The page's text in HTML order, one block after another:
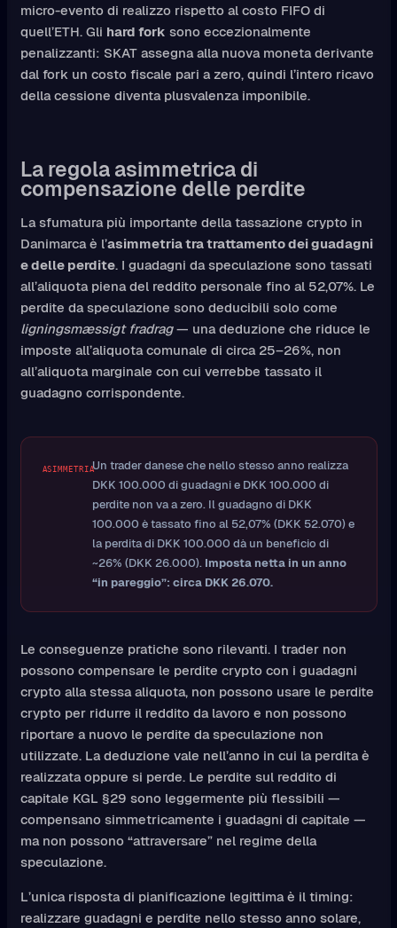
micro-evento di realizzo rispetto al costo FIFO di
quell’ETH. Gli hard fork sono eccezionalmente
penalizzanti: SKAT assegna alla nuova moneta derivante
dal fork un costo fiscale pari a zero, quindi l’intero ricavo
della cessione diventa plusvalenza imponibile.
La regola asimmetrica di
compensazione delle perdite
La sfumatura più importante della tassazione crypto in
Danimarca è l’asimmetria tra trattamento dei guadagni
e delle perdite. I guadagni da speculazione sono tassati
all’aliquota piena del reddito personale fino al 52,07%. Le
perdite da speculazione sono deducibili solo come
ligningsmæssigt fradrag— una deduzione che riduce le
imposte all’aliquota comunale di circa 25–26%, non
all’aliquota marginale con cui verrebbe tassato il
guadagno corrispondente.
ASIMMETRIAUn trader danese che nello stesso anno realizza
DKK 100.000 di guadagni e DKK 100.000 di
perdite non va a zero. Il guadagno di DKK
100.000 è tassato fino al 52,07% (DKK 52.070) e
la perdita di DKK 100.000 dà un beneficio di
~26% (DKK 26.000). Imposta netta in un anno
“in pareggio”: circa DKK 26.070.
Le conseguenze pratiche sono rilevanti. I trader non
possono compensare le perdite crypto con i guadagni
crypto alla stessa aliquota, non possono usare le perdite
crypto per ridurre il reddito da lavoro e non possono
riportare a nuovo le perdite da speculazione non
utilizzate. La deduzione vale nell’anno in cui la perdita è
realizzata oppure si perde. Le perdite sul reddito di
capitale KGL §29 sono leggermente più flessibili —
compensano simmetricamente i guadagni di capitale —
ma non possono “attraversare” nel regime della
speculazione.
L’unica risposta di pianificazione legittima è il timing:
realizzare guadagni e perdite nello stesso anno solare,